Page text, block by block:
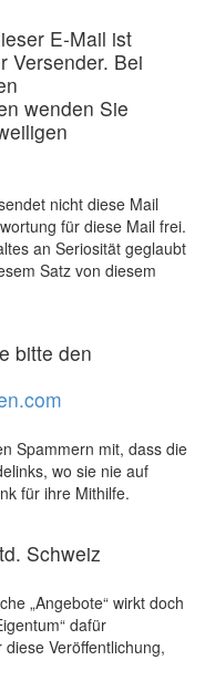
E-Mail ist
Versender. Bei
wenden Sie
nicht diese Mail
für diese Mail frei.
an Seriosität geglaubt
Satz von diesem
bitte den
Spammern mit, dass die
wo sie nie auf
für ihre Mithilfe.
Schweiz
„Angebote“ wirkt doch
dafür
Veröffentlichung,